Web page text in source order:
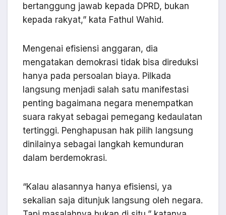
bertanggung jawab kepada DPRD, bukan
kepada rakyat,” kata Fathul Wahid.
Mengenai efisiensi anggaran, dia
mengatakan demokrasi tidak bisa direduksi
hanya pada persoalan biaya. Pilkada
langsung menjadi salah satu manifestasi
penting bagaimana negara menempatkan
suara rakyat sebagai pemegang kedaulatan
tertinggi. Penghapusan hak pilih langsung
dinilainya sebagai langkah kemunduran
dalam berdemokrasi.
“Kalau alasannya hanya efisiensi, ya
sekalian saja ditunjuk langsung oleh negara.